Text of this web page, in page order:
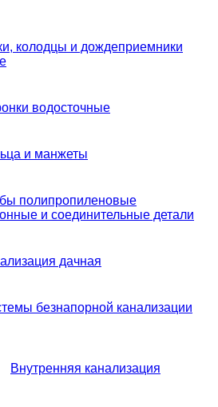
колодцы и дождеприемники
водосточные
и манжеты
полипропиленовые
и соединительные детали
дачная
безнапорной канализации
Внутренняя канализация